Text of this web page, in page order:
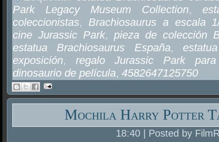
Park Legacy Museum Collection,
coleccionistas, Brachiosaurus a escala
cine Jurassic Park, pieza de colección
estatua Brachiosaurus España,
exposición, regalo Jurassic Park para
dinosaurio de película, 4582647125750
Mochila Harry Potter
18:40 | Posted by